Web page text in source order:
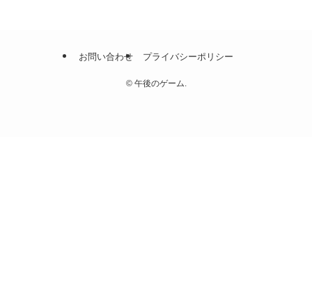
お問い合わせ プライバシーポリシー
©午後のゲーム.